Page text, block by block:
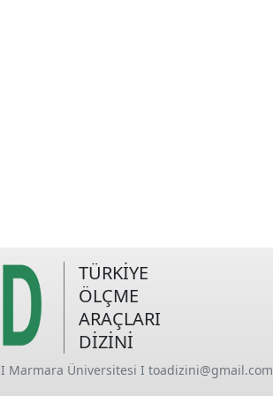
TÜRKİYE
ÖLÇME
ARAÇLARI
DİZİNİ
I Marmara Üniversitesi I toadizini@gmail.com